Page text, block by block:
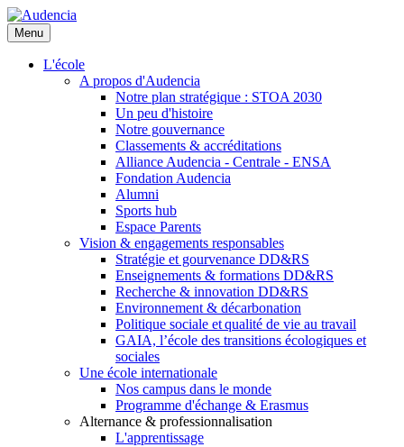
Aller
au
contenu
principal
Menu
L'école
A propos d'Audencia
Notre plan stratégique : STOA 2030
Un peu d'histoire
Notre gouvernance
Classements & accréditations
Alliance Audencia - Centrale - ENSA
Fondation Audencia
Alumni
Sports hub
Espace Parents
Vision & engagements responsables
Stratégie et gourvenance DD&RS
Enseignements & formations DD&RS
Recherche & innovation DD&RS
Environnement & décarbonation
Politique sociale et qualité de vie au travail
GAIA, l’école des transitions écologiques et
sociales
Une école internationale
Nos campus dans le monde
Programme d'échange & Erasmus
Alternance & professionnalisation
L'apprentissage